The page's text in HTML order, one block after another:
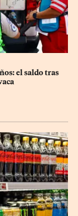
el saldo tras